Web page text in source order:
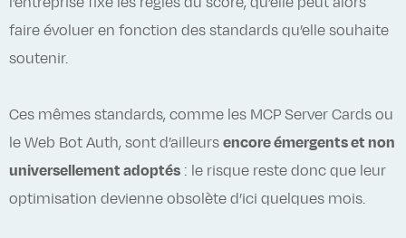
faire évoluer en fonction des standards qu’elle souhaite
soutenir.
Ces mêmes standards, comme les MCP Server Cards ou
le Web Bot Auth, sont d’ailleurs encore émergents et non
universellement adoptés : le risque reste donc que leur
optimisation devienne obsolète d’ici quelques mois.